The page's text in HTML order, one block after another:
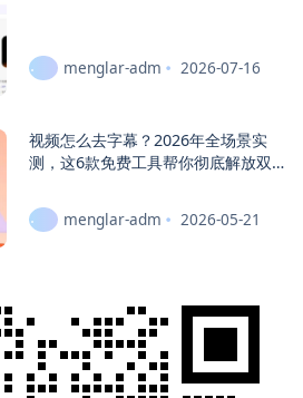
menglar-adm 2026-07-16
视频怎么去字幕？2026年全场景实
测，这6款免费工具帮你彻底解放双
menglar-adm
2026-05-21